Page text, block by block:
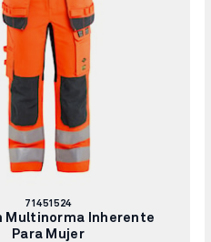
Número
de
artículo:
71451524
Multinorma Inherente
Para Mujer